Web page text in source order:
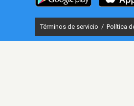
Términos de servicio / Política